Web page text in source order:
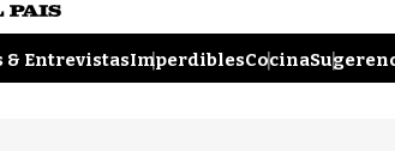
& EntrevistasImperdiblesCocina